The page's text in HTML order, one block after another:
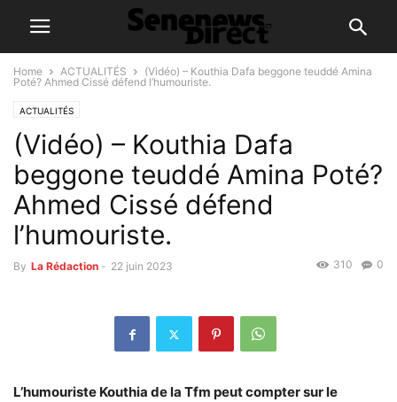
Home ACTUALITÉS
(Vidéo) – Kouthia Dafa beggone teuddé Amina
Poté? Ahmed Cissé défend l’humouriste.
ACTUALITÉS
(Vidéo) – Kouthia Dafa
beggone teuddé Amina Poté?
Ahmed Cissé défend
l’humouriste.
By La Rédaction - 22 juin 2023 0
310
L’humouriste Kouthia de la Tfm peut compter sur le